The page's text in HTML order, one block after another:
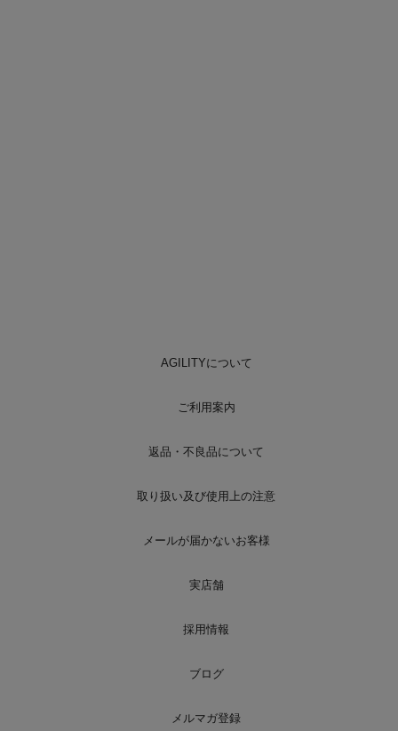
AGILITYについて
ご利用案内
返品・不良品について
取り扱い及び使用上の注意
メールが届かないお客様
実店舗
採用情報
ブログ
メルマガ登録